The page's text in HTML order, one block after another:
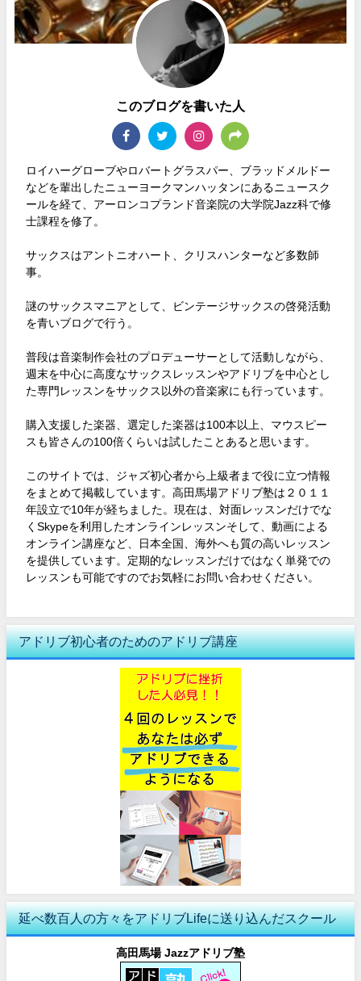
このブログを書いた人
ロイハーグローブやロバートグラスパー、ブラッドメルドー
などを輩出したニューヨークマンハッタンにあるニュースク
ールを経て、アーロンコプランド音楽院の大学院Jazz科で修
士課程を修了。
サックスはアントニオハート、クリスハンターなど多数師
事。
謎のサックスマニアとして、ビンテージサックスの啓発活動
を青いブログで行う。
普段は音楽制作会社のプロデューサーとして活動しながら、
週末を中心に高度なサックスレッスンやアドリブを中心とし
た専門レッスンをサックス以外の音楽家にも行っています。
購入支援した楽器、選定した楽器は100本以上、マウスピー
スも皆さんの100倍くらいは試したことあると思います。
このサイトでは、ジャズ初心者から上級者まで役に立つ情報
をまとめて掲載しています。高田馬場アドリブ塾は２０１１
年設立で10年が経ちました。現在は、対面レッスンだけでな
くSkypeを利用したオンラインレッスンそして、動画による
オンライン講座など、日本全国、海外へも質の高いレッスン
を提供しています。定期的なレッスンだけではなく単発での
レッスンも可能ですのでお気軽にお問い合わせください。
アドリブ初心者のためのアドリブ講座
延べ数百人の方々をアドリブLifeに送り込んだスクール
高田馬場 Jazzアドリブ塾